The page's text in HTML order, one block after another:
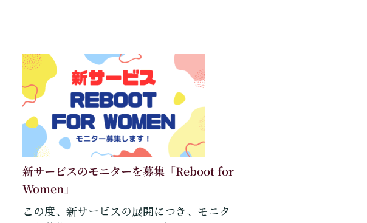
新サービスのモニターを募集「Reboot for
Women」
この度、新サービスの展開につき、モニタ